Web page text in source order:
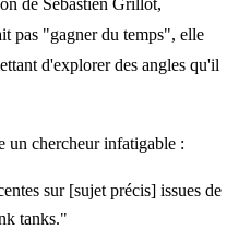
pas "gagner du temps", elle
d'explorer des angles qu'il
un chercheur infatigable :
sur [sujet précis] issues de
tanks."